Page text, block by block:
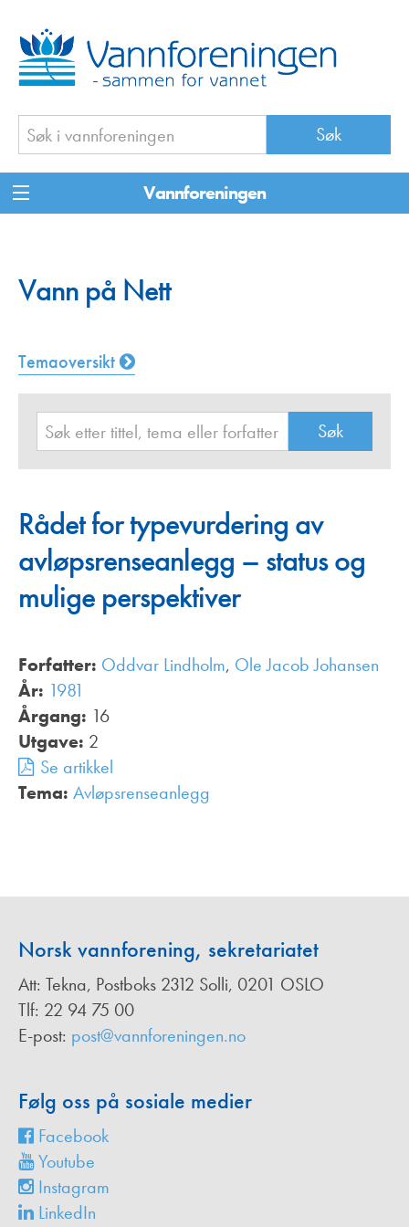
Vannforeningen
Vann på Nett
Temaoversikt
Rådet for typevurdering av
avløpsrenseanlegg – status og
mulige perspektiver
Forfatter: Oddvar Lindholm, Ole Jacob Johansen
År: 1981
Årgang: 16
Utgave: 2
Se artikkel
Tema: Avløpsrenseanlegg
Norsk vannforening, sekretariatet
Att: Tekna, Postboks 2312 Solli, 0201 OSLO
Tlf: 22 94 75 00
E-post: post@vannforeningen.no
Følg oss på sosiale medier
Facebook
Youtube
Instagram
LinkedIn